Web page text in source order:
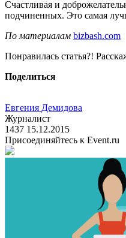
Счастливая и
подчиненных. Это самая
По материалам bizbash.com
Понравилась статья?!
Поделиться
Евгения Демидова
Журналист
1437 15.12.2015
Присоединяйтесь к Event.ru